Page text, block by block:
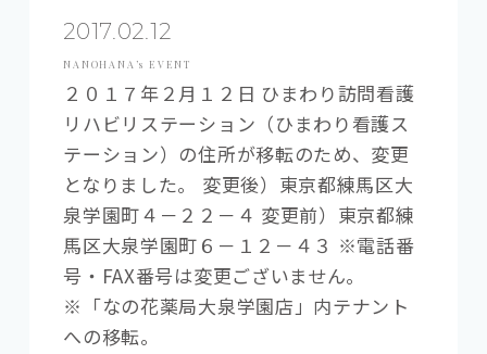
2017.02.12
NANOHANA’s EVENT
２０１７年２月１２日 ひまわり訪問看護
リハビリステーション（ひまわり看護ス
テーション）の住所が移転のため、変更
となりました。 変更後）東京都練馬区大
泉学園町４－２２－４ 変更前）東京都練
馬区大泉学園町６－１２－４３ ※電話番
号・FAX番号は変更ございません。
※「なの花薬局大泉学園店」内テナント
への移転。